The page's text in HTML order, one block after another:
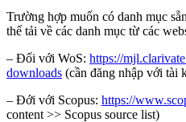
Trường hợp muốn có danh mục
thể tải về các danh mục từ các
– Đối với WoS: https://
downloads (cần đăng nhập với tài
– Đới với Scopus: https://
content >> Scopus source list)